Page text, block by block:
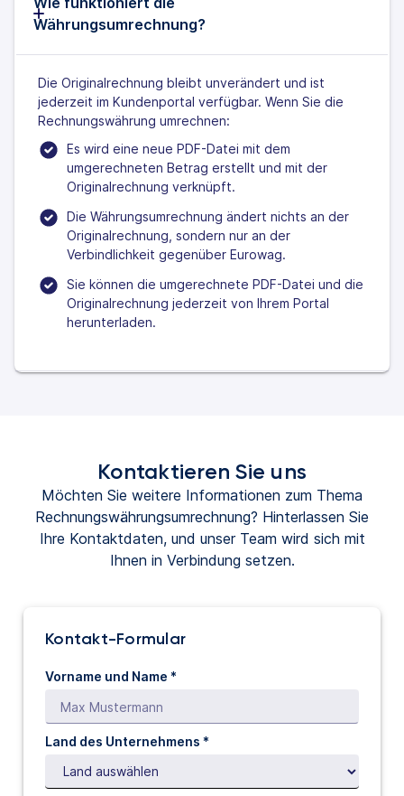
Währungsumrechnung?
Die Originalrechnung bleibt unverändert und ist
jederzeit im Kundenportal verfügbar. Wenn Sie die
Rechnungswährung umrechnen:
Es wird eine neue PDF-Datei mit dem
umgerechneten Betrag erstellt und mit der
Originalrechnung verknüpft.
Die Währungsumrechnung ändert nichts an der
Originalrechnung, sondern nur an der
Verbindlichkeit gegenüber Eurowag.
Sie können die umgerechnete PDF-Datei und die
Originalrechnung jederzeit von Ihrem Portal
herunterladen.
Kontaktieren Sie uns
Möchten Sie weitere Informationen zum Thema
Rechnungswährungsumrechnung? Hinterlassen Sie
Ihre Kontaktdaten, und unser Team wird sich mit
Ihnen in Verbindung setzen.
Kontakt-Formular
Vorname und Name *
Land des Unternehmens *